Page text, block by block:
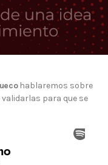
hablaremos sobre
para que se